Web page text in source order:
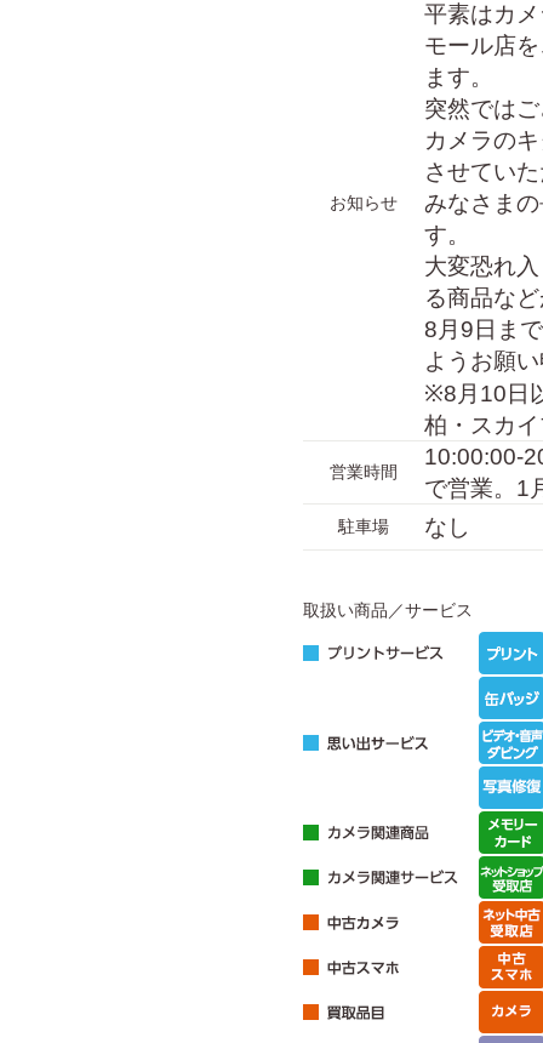
お知らせ
平素はカ
モール店
ます。
突然では
カメラの
させてい
みなさま
す。
大変恐れ
る商品な
8月9日ま
ようお願
※8月10日
柏・スカ
営業時間
10:00:00-
で営業。1
駐車場 なし
取扱い商品／サービス